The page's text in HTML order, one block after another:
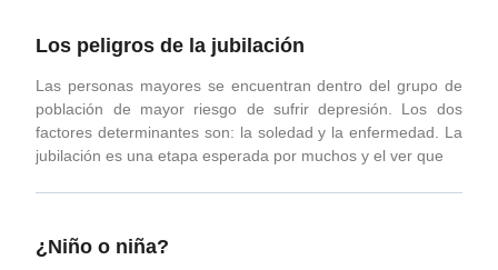
Los peligros de la jubilación
Las personas mayores se encuentran dentro del grupo de
población de mayor riesgo de sufrir depresión. Los dos
factores determinantes son: la soledad y la enfermedad. La
jubilación es una etapa esperada por muchos y el ver que
¿Niño o niña?